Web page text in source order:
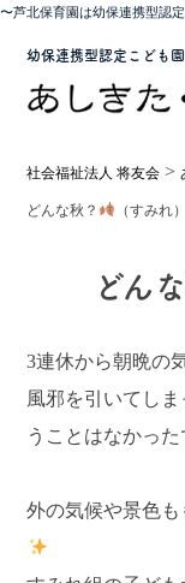
〜芦北保育園は幼保連携型認
幼保連携型認定こども園
社会福祉法人 将友会 >
どんな秋？ （すみれ）
どん
3連休から朝晩の
風邪を引いてし
うことはなかった
外の気候や景色